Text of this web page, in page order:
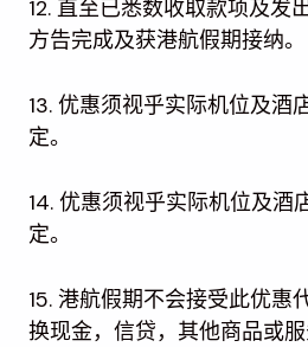
12. 直至已悉数收取款项及发
方告完成及获港航假期接纳。
13. 优惠须视乎实际机位及酒
定。
14. 优惠须视乎实际机位及酒
定。
15. 港航假期不会接受此优惠
换现金，信贷，其他商品或服